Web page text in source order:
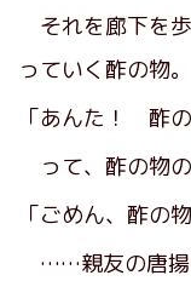
それを廊下を
っていく酢の物。
「あんた！ 酢
って、酢の物
「ごめん、酢の
……親友の唐揚